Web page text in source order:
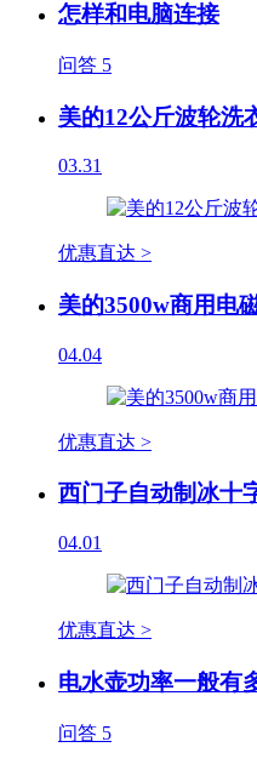
怎样和电脑连接
问答 5
美的12公斤波轮洗
03.31
优惠直达 >
美的3500w商用电
04.04
优惠直达 >
西门子自动制冰十
04.01
优惠直达 >
电水壶功率一般有
问答 5